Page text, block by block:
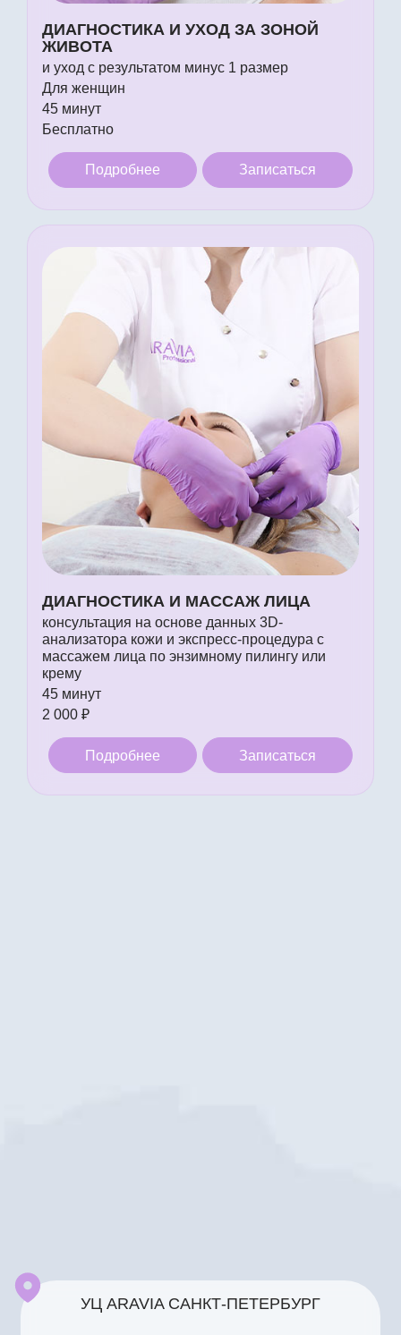
ДИАГНОСТИКА И УХОД ЗА ЗОНОЙ
ЖИВОТА
и уход с результатом минус 1 размер
Для женщин
45 минут
Бесплатно
Подробнее Записаться
ДИАГНОСТИКА И МАССАЖ ЛИЦА
консультация на основе данных 3D-
анализатора кожи и экспресс-процедура с
массажем лица по энзимному пилингу или
крему
45 минут
2 000 ₽
Подробнее Записаться
УЦ ARAVIA САНКТ-ПЕТЕРБУРГ